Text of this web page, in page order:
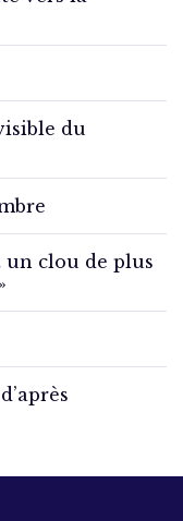
du
un clou de plus